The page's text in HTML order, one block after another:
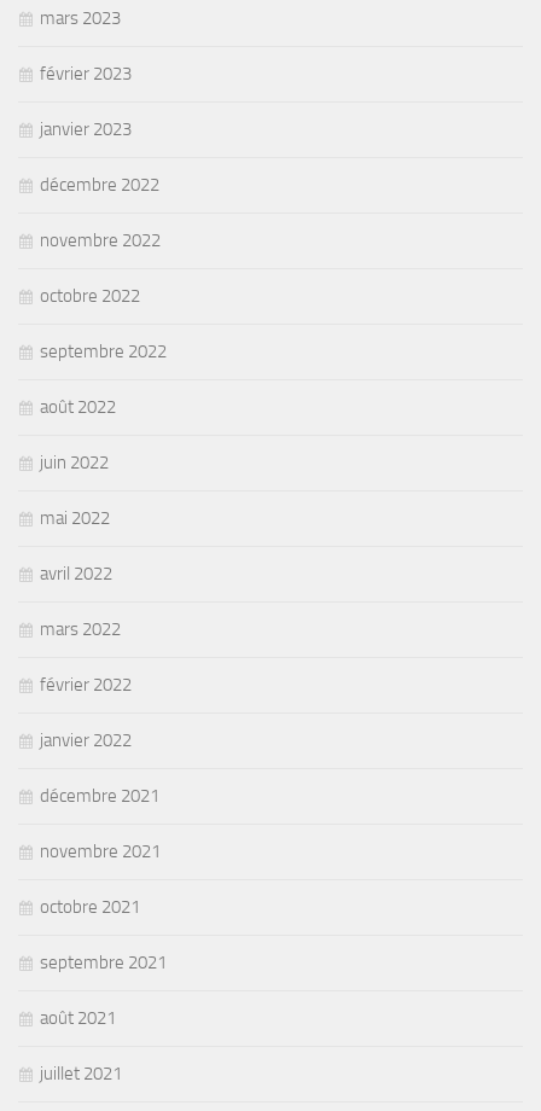
mars 2023
février 2023
janvier 2023
décembre 2022
novembre 2022
octobre 2022
septembre 2022
août 2022
juin 2022
mai 2022
avril 2022
mars 2022
février 2022
janvier 2022
décembre 2021
novembre 2021
octobre 2021
septembre 2021
août 2021
juillet 2021